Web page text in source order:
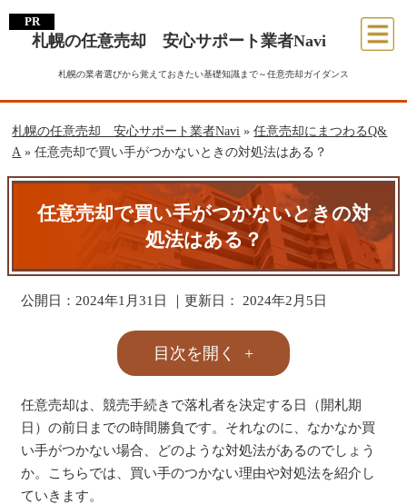
札幌の任意売却 安心サポート業者Navi
札幌の業者選びから覚えておきたい基礎知識まで～任意売却ガイダンス
札幌の任意売却 安心サポート業者Navi »任意売却にまつわるQ&
A »任意売却で買い手がつかないときの対処法はある？
任意売却で買い手がつかないときの対
処法はある？
公開日： 2024年1月31日 ｜更新日： 2024年2月5日
目次を開く
任意売却は、競売手続きで落札者を決定する日（開札期
日）の前日までの時間勝負です。それなのに、なかなか買
い手がつかない場合、どのような対処法があるのでしょう
か。こちらでは、買い手のつかない理由や対処法を紹介し
ていきます。